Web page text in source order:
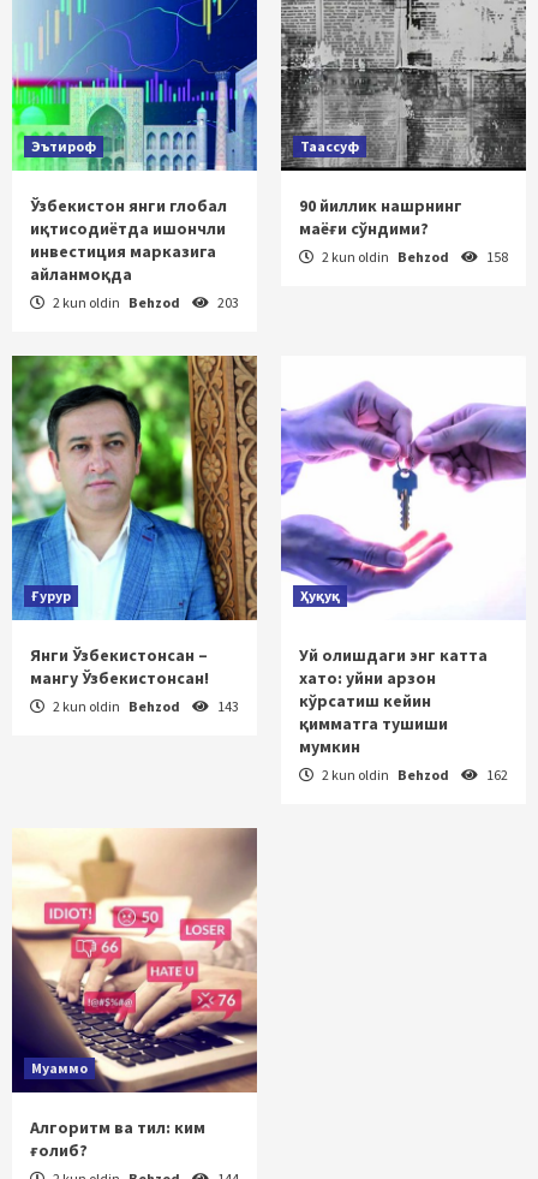
Эътироф
Ўзбекистон янги глобал
иқтисодиётда ишончли
инвестиция марказига
айланмоқда
2 kun oldin Behzod 203
Таассуф
90 йиллик нашрнинг
маёғи сўндими?
2 kun oldin Behzod 158
Ғурур
Янги Ўзбекистонсан –
мангу Ўзбекистонсан!
2 kun oldin Behzod 143
Ҳуқуқ
Уй олишдаги энг катта
хато: уйни арзон
кўрсатиш кейин
қимматга тушиши
мумкин
2 kun oldin Behzod 162
Муаммо
Алгоритм ва тил: ким
ғолиб?